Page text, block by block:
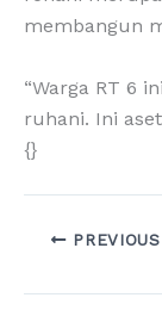
membangun
“Warga RT 6
ruhani. Ini
{}
PREVIOUS